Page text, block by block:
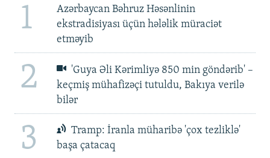
1
Azərbaycan Bəhruz Həsənlinin
ekstradisiyası üçün hələlik müraciət
etməyib
2
'Guya Əli Kərimliyə 850 min göndərib' –
keçmiş mühafizəçi tutuldu, Bakıya verilə
bilər
3
Tramp: İranla müharibə 'çox tezliklə'
başa çatacaq